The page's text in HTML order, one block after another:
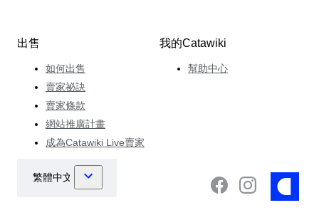
出售
如何出售
賣家祕訣
賣家條款
網站推廣計畫
成為Catawiki Live賣家
我的Catawiki
幫助中心